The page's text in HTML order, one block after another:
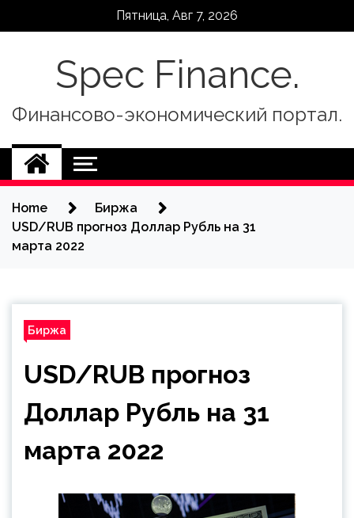
Пятница, Авг 7, 2026
Spec Finance.
Финансово-экономический портал.
Home
Биржа
USD/RUB прогноз Доллар Рубль на 31
марта 2022
Биржа
USD/RUB прогноз
Доллар Рубль на 31
марта 2022